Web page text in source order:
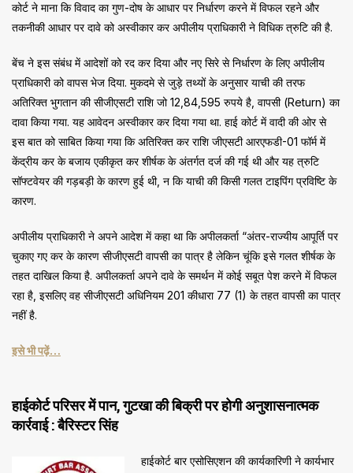
कोर्ट ने माना कि विवाद का गुण-दोष के आधार पर निर्धारण करने में विफल रहने और
तकनीकी आधार पर दावे को अस्वीकार कर अपीलीय प्राधिकारी ने विधिक त्रुटि की है.
बेंच ने इस संबंध में आदेशों को रद कर दिया और नए सिरे से निर्धारण के लिए अपीलीय
प्राधिकारी को वापस भेज दिया. मुकदमे से जुड़े तथ्यों के अनुसार याची की तरफ
अतिरिक्त भुगतान की सीजीएसटी राशि जो 12,84,595 रुपये है, वापसी (Return) का
दावा किया गया. यह आवेदन अस्वीकार कर दिया गया था. हाई कोर्ट में वादी की ओर से
इस बात को साबित किया गया कि अतिरिक्त कर राशि जीएसटी आरएफडी-01 फॉर्म में
केंद्रीय कर के बजाय एकीकृत कर शीर्षक के अंतर्गत दर्ज की गई थी और यह त्रुटि
सॉफ्टवेयर की गड़बड़ी के कारण हुई थी, न कि याची की किसी गलत टाइपिंग प्रविष्टि के
कारण.
अपीलीय प्राधिकारी ने अपने आदेश में कहा था कि अपीलकर्ता “अंतर-राज्यीय आपूर्ति पर
चुकाए गए कर के कारण सीजीएसटी वापसी का पात्र है लेकिन चूंकि इसे गलत शीर्षक के
तहत दाखिल किया है. अपीलकर्ता अपने दावे के समर्थन में कोई सबूत पेश करने में विफल
रहा है, इसलिए वह सीजीएसटी अधिनियम 201 कीधारा 77 (1) के तहत वापसी का पात्र
नहीं है.
इसे भी पढ़ें…
हाईकोर्ट परिसर में पान, गुटखा की बिक्री पर होगी अनुशासनात्मक
कार्रवाई : बैरिस्टर सिंह
हाईकोर्ट बार एसोसिएशन की कार्यकारिणी ने कार्यभार